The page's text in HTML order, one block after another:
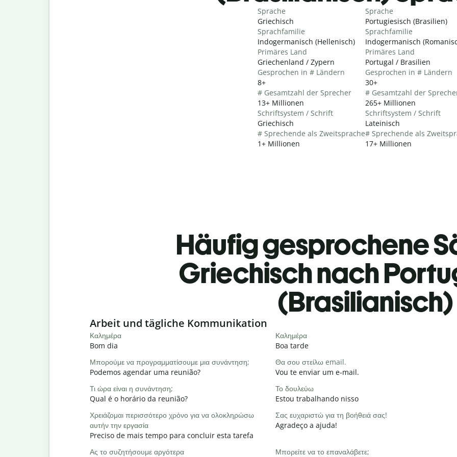
Sprache
Griechisch
Sprachfamilie
Indogermanisch (Hellenisch)
Primäres Land
Griechenland / Zypern
Gesprochen in # Ländern
8+
# Gesamtzahl der Sprecher
13+ Millionen
Schriftsystem / Schrift
Griechisch
# Sprechende als Zweitsprache
1+ Millionen
Sprache
Portugiesisch (Brasilien)
Sprachfamilie
Indogermanisch
Primäres Land
Portugal / Brasilien
Gesprochen in # Ländern
30+
# Gesamtzahl der
265+ Millionen
Schriftsystem / Schrift
Lateinisch
# Sprechende als
17+ Millionen
Häufig gesprochene
Griechisch nach
(Brasilianisch)
Slide 1 of 6
Arbeit und tägliche Kommunikation
Καλημέρα
Bom dia
Καλημέρα
Boa tarde
Μπορούμε να προγραμματίσουμε μια συνάντηση;
Podemos agendar uma reunião?
Θα σου στείλω email.
Vou te enviar um e-mail.
Τι ώρα είναι η συνάντηση;
Qual é o horário da reunião?
Το δουλεύω
Estou trabalhando nisso
Χρειάζομαι περισσότερο χρόνο για να ολοκληρώσω
αυτήν την εργασία
Preciso de mais tempo para concluir esta tarefa
Σας ευχαριστώ για τη βοήθειά σας!
Agradeço a ajuda!
Ας το συζητήσουμε αργότερα
Μπορείτε να το επαναλάβετε;